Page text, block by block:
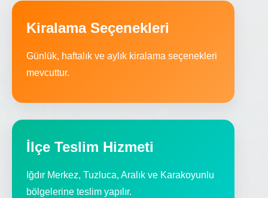
Kiralama Seçenekleri
Günlük, haftalık ve aylık kiralama seçenekleri
mevcuttur.
İlçe Teslim Hizmeti
Iğdır Merkez, Tuzluca, Aralık ve Karakoyunlu
bölgelerine teslim yapılır.